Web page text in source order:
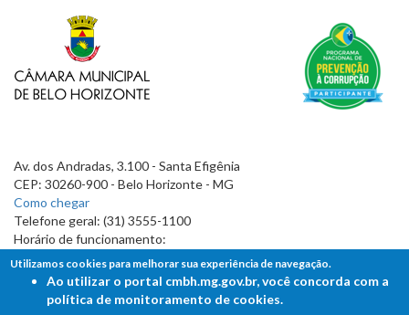
Av. dos Andradas, 3.100 - Santa Efigênia
CEP: 30260-900 - Belo Horizonte - MG
Como chegar
Telefone geral: (31) 3555-1100
Horário de funcionamento:
7h às 19h
Utilizamos cookies para melhorar sua experiência de navegação.
Ao utilizar o portal cmbh.mg.gov.br, você concorda com a
política de monitoramento de cookies.